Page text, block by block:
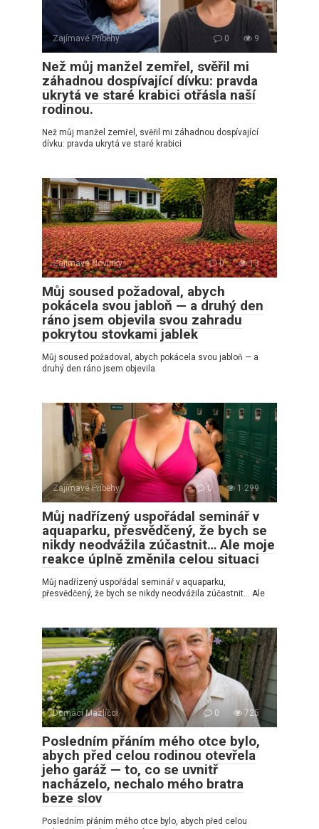
Zajímavé Příběhy 0 9
Než můj manžel zemřel, svěřil mi
záhadnou dospívající dívku: pravda
ukrytá ve staré krabici otřásla naší
rodinou.
Než můj manžel zemřel, svěřil mi záhadnou dospívající
dívku: pravda ukrytá ve staré krabici
Zajímavé Novinky 0 13
Můj soused požadoval, abych
pokácela svou jabloň — a druhý den
ráno jsem objevila svou zahradu
pokrytou stovkami jablek
Můj soused požadoval, abych pokácela svou jabloň — a
druhý den ráno jsem objevila
Zajímavé Příběhy 0 1 299
Můj nadřízený uspořádal seminář v
aquaparku, přesvědčený, že bych se
nikdy neodvážila zúčastnit… Ale moje
reakce úplně změnila celou situaci
Můj nadřízený uspořádal seminář v aquaparku,
přesvědčený, že bych se nikdy neodvážila zúčastnit… Ale
Domácí Mazlíčci 0 725
Posledním přáním mého otce bylo,
abych před celou rodinou otevřela
jeho garáž — to, co se uvnitř
nacházelo, nechalo mého bratra
beze slov
Posledním přáním mého otce bylo, abych před celou